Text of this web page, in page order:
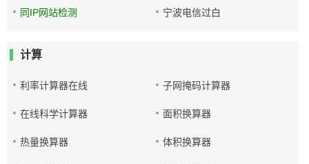
同IP网站检测 宁波电信过白
计算
利率计算器在线 子网掩码计算器
在线科学计算器 面积换算器
热量换算器 体积换算器